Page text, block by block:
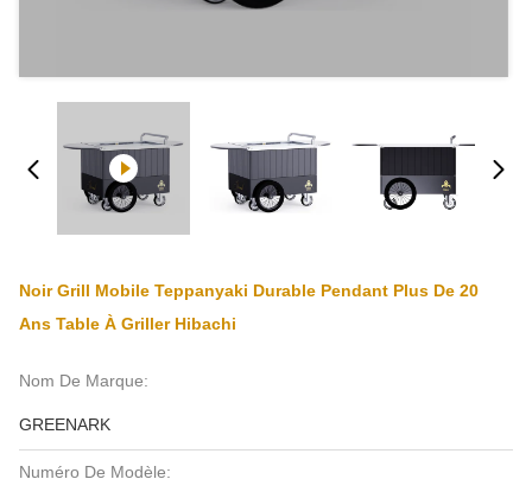
Noir Grill Mobile Teppanyaki Durable Pendant Plus De 20
Ans Table À Griller Hibachi
Nom De Marque:
GREENARK
Numéro De Modèle: